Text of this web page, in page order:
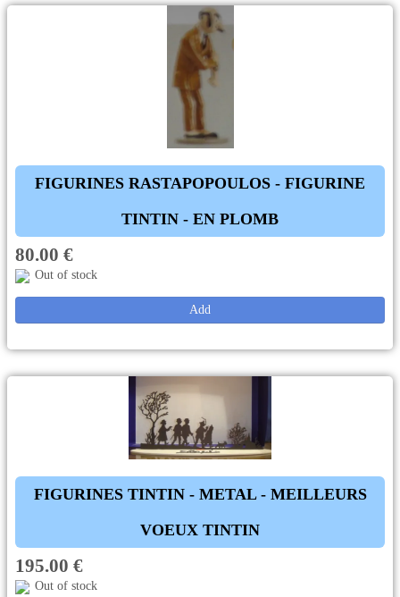
FIGURINES RASTAPOPOULOS - FIGURINE
TINTIN - EN PLOMB
80.00 €
Out of stock
Add
FIGURINES TINTIN - METAL - MEILLEURS
VOEUX TINTIN
195.00 €
Out of stock